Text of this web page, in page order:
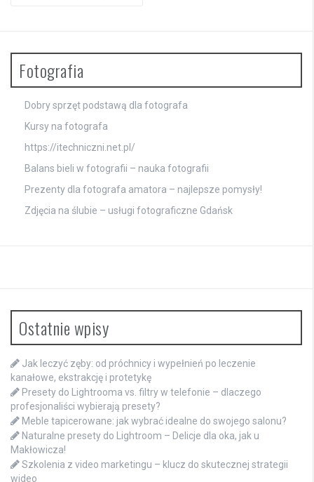
Fotografia
Dobry sprzęt podstawą dla fotografa
Kursy na fotografa
https://itechniczni.net.pl/
Balans bieli w fotografii – nauka fotografii
Prezenty dla fotografa amatora – najlepsze pomysły!
Zdjęcia na ślubie – usługi fotograficzne Gdańsk
Ostatnie wpisy
Jak leczyć zęby: od próchnicy i wypełnień po leczenie
kanałowe, ekstrakcję i protetykę
Presety do Lightrooma vs. filtry w telefonie – dlaczego
profesjonaliści wybierają presety?
Meble tapicerowane: jak wybrać idealne do swojego salonu?
Naturalne presety do Lightroom – Delicje dla oka, jak u
Makłowicza!
Szkolenia z video marketingu – klucz do skutecznej strategii
wideo